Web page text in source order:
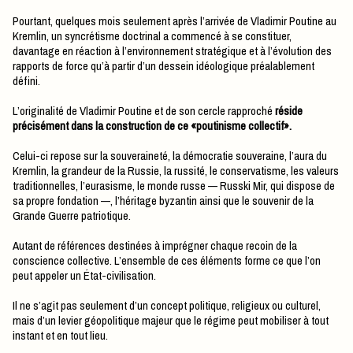
Pourtant, quelques mois seulement après l’arrivée de Vladimir Poutine au
Kremlin, un syncrétisme doctrinal a commencé à se constituer,
davantage en réaction à l’environnement stratégique et à l’évolution des
rapports de force qu’à partir d’un dessein idéologique préalablement
défini.
L’originalité de Vladimir Poutine et de son cercle rapprochéréside
précisément dans la construction de ce «poutinisme collectif».
Celui-ci repose sur la souveraineté, la démocratie souveraine, l’aura du
Kremlin, la grandeur de la Russie, la russité, le conservatisme, les valeurs
traditionnelles, l’eurasisme, le monde russe — Russki Mir, qui dispose de
sa propre fondation —, l’héritage byzantin ainsi que le souvenir de la
Grande Guerre patriotique.
Autant de références destinées à imprégner chaque recoin de la
conscience collective. L’ensemble de ces éléments forme ce que l’on
peut appeler un État-civilisation.
Il ne s’agit pas seulement d’un concept politique, religieux ou culturel,
mais d’un levier géopolitique majeur que le régime peut mobiliser à tout
instant et en tout lieu.